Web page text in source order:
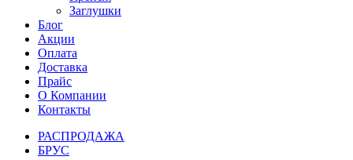
Заглушки
Блог
Акции
Оплата
Доставка
Прайс
О Компании
Контакты
РАСПРОДАЖА
БРУС